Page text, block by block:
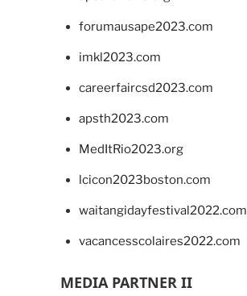
forumausape2023.com
imkl2023.com
careerfaircsd2023.com
apsth2023.com
MedItRio2023.org
lcicon2023boston.com
waitangidayfestival2022.com
vacancesscolaires2022.com
MEDIA PARTNER II